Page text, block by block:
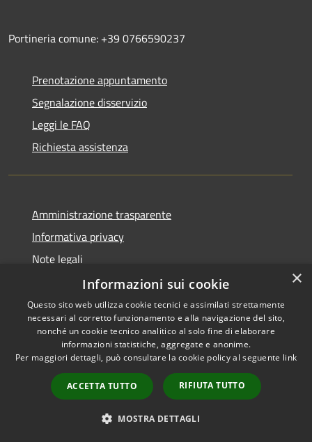
Portineria comune: +39 0766590237
Prenotazione appuntamento
Segnalazione disservizio
Leggi le FAQ
Richiesta assistenza
Amministrazione trasparente
Informativa privacy
Note legali
Dichiarazione di accessibilità
RSS
Accessibilità
Copyright © 2026 • Città di
Municipium•
Accesso
redazione
×
Informazioni sui cookie
Questo sito web utilizza cookie tecnici e assimilati strettamente
necessari al corretto funzionamento e alla navigazione del sito,
nonché un cookie tecnico analitico al solo fine di elaborare
informazioni statistiche, aggregate e anonime.
Per maggiori dettagli, può consultare la cookie policy al seguente link
ACCETTA TUTTO RIFIUTA TUTTO
MOSTRA DETTAGLI